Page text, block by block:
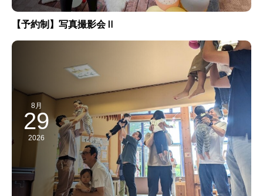
【予約制】写真撮影会Ⅱ
8月
29
2026